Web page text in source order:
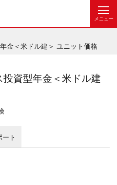
金＜米ドル建＞ ユニット価格
資型年金＜米ドル建
ート